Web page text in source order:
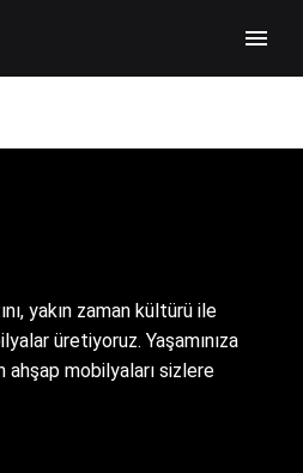
yakın zaman kültürü ile
üretiyoruz. Yaşamınıza
mobilyaları sizlere